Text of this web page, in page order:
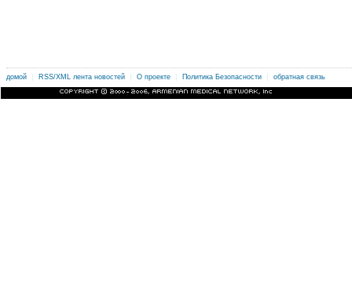
домой | RSS/XML лента новостей | О проекте | Политика Безопасности | обратная связь